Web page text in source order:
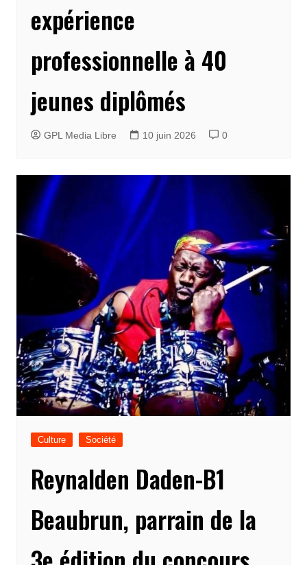
expérience
professionnelle à 40
jeunes diplômés
GPL Media Libre 10 juin 2026 0
Culture Société
Reynalden Daden-B1
Beaubrun, parrain de la